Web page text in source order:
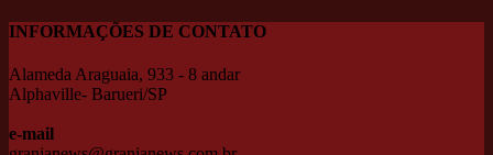
INFORMAÇÕES DE CONTATO
Alameda Araguaia, 933 - 8 andar
Alphaville- Barueri/SP
e-mail